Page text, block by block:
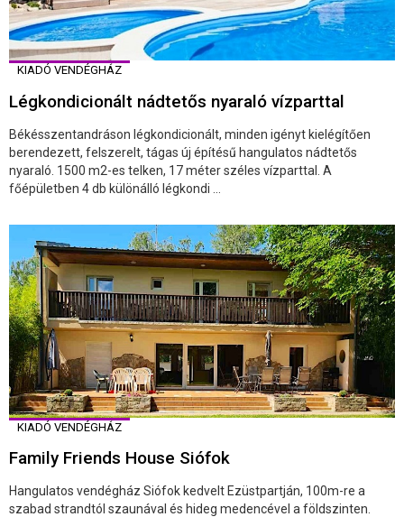
KIADÓ VENDÉGHÁZ
Légkondicionált nádtetős nyaraló vízparttal
Békésszentandráson légkondicionált, minden igényt kielégítően
berendezett, felszerelt, tágas új építésű hangulatos nádtetős
nyaraló. 1500 m2-es telken, 17 méter széles vízparttal. A
főépületben 4 db különálló légkondi ...
KIADÓ VENDÉGHÁZ
Family Friends House Siófok
Hangulatos vendégház Siófok kedvelt Ezüstpartján, 100m-re a
szabad strandtól szaunával és hideg medencével a földszinten.